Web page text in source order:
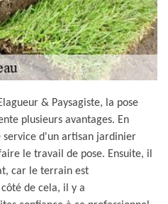
& Paysagiste, la pose
plusieurs avantages. En
service d'un artisan jardinier
le travail de pose. Ensuite, il
car le terrain est
de cela, il y a